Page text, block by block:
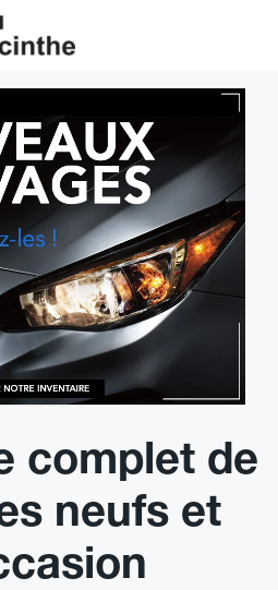
complet de
neufs et